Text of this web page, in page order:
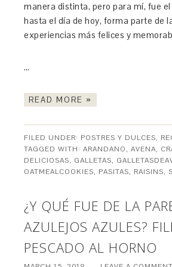
manera distinta, pero para mí, fue
hasta el día de hoy, forma parte de
experiencias más felices y
…
READ MORE »
FILED UNDER: POSTRES Y DULCES,
TAGGED WITH:ARANDANO,AVENA,
DELICIOSAS, GALLETAS,
OATMEALCOOKIES, PASITAS, RAISINS,
¿Y QUÉ FUE DE LA
AZULEJOS AZULES?
PESCADO AL HORNO